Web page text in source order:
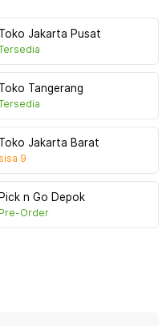
Toko Jakarta Pusat
Toko Tangerang
Toko Jakarta Barat
sisa 9
Pick n Go Depok
Pre-Order